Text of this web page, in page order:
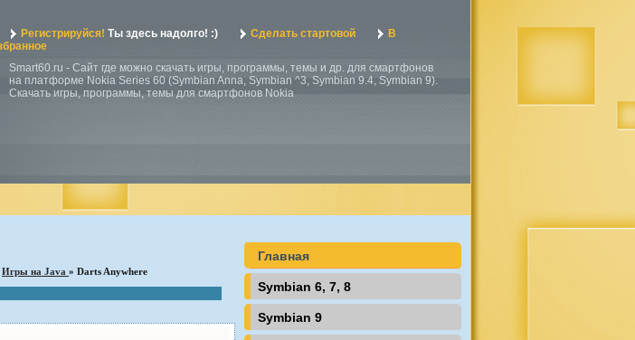
Регистрируйся! Ты здесь надолго! :) Сделать стартовой
В
Smart60.ru - Сайт где можно скачать игры, программы, темы и др. для смартфонов
на платформе Nokia Series 60 (Symbian Anna, Symbian ^3, Symbian 9.4, Symbian 9).
Скачать игры, программы, темы для смартфонов Nokia
Игры на Java » Darts Anywhere
Главная
Symbian 6, 7, 8
Symbian 9